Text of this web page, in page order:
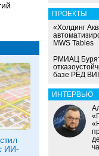
ИИ-
ПРОЕКТЫ
«Холдинг
MWS Tables
РМИАЦ
базе РЕД
ИНТЕРВЬЮ